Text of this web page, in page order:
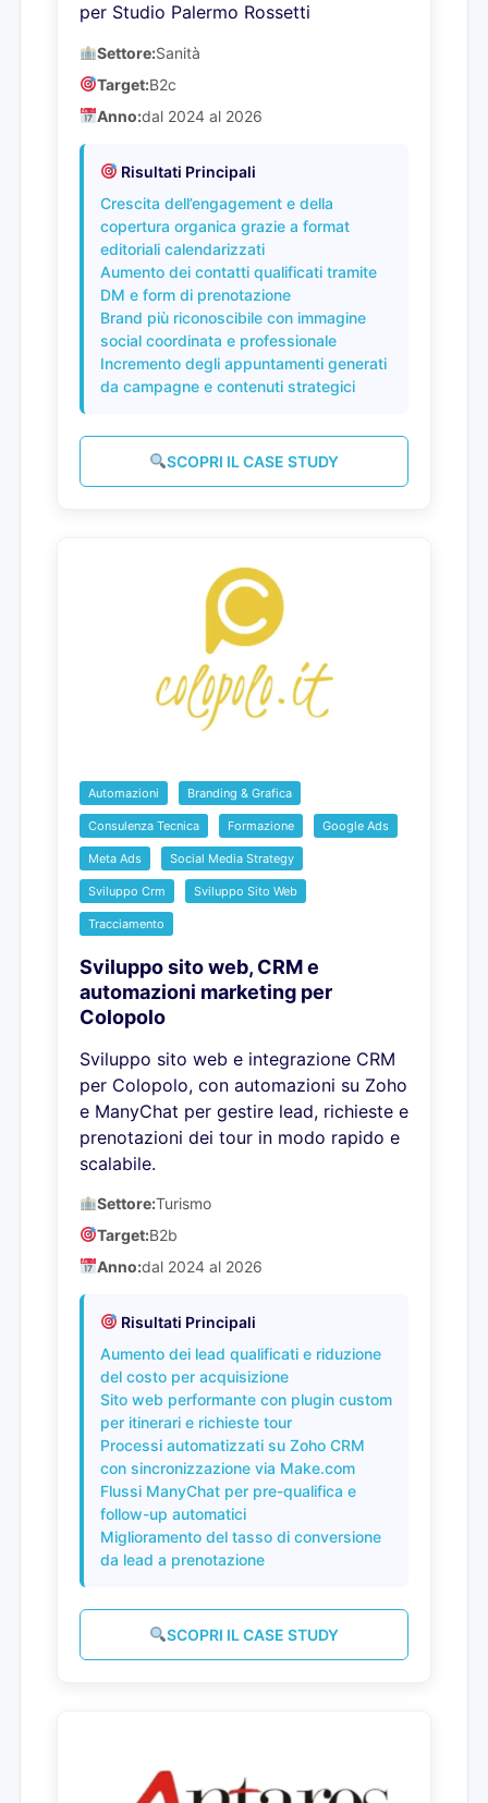
per Studio Palermo Rossetti
Settore:Sanità
Target:B2c
Anno:dal 2024 al 2026
Risultati Principali
Crescita dell’engagement e della
copertura organica grazie a format
editoriali calendarizzati
Aumento dei contatti qualificati tramite
DM e form di prenotazione
Brand più riconoscibile con immagine
social coordinata e professionale
Incremento degli appuntamenti generati
da campagne e contenuti strategici
SCOPRI IL CASE STUDY
Automazioni Branding & Grafica
Consulenza Tecnica Formazione Google Ads
Meta Ads Social Media Strategy
Sviluppo Crm Sviluppo Sito Web
Tracciamento
Sviluppo sito web, CRM e
automazioni marketing per
Colopolo
Sviluppo sito web e integrazione CRM
per Colopolo, con automazioni su Zoho
e ManyChat per gestire lead, richieste e
prenotazioni dei tour in modo rapido e
scalabile.
Settore:Turismo
Target:B2b
Anno:dal 2024 al 2026
Risultati Principali
Aumento dei lead qualificati e riduzione
del costo per acquisizione
Sito web performante con plugin custom
per itinerari e richieste tour
Processi automatizzati su Zoho CRM
con sincronizzazione via Make.com
Flussi ManyChat per pre-qualifica e
follow-up automatici
Miglioramento del tasso di conversione
da lead a prenotazione
SCOPRI IL CASE STUDY